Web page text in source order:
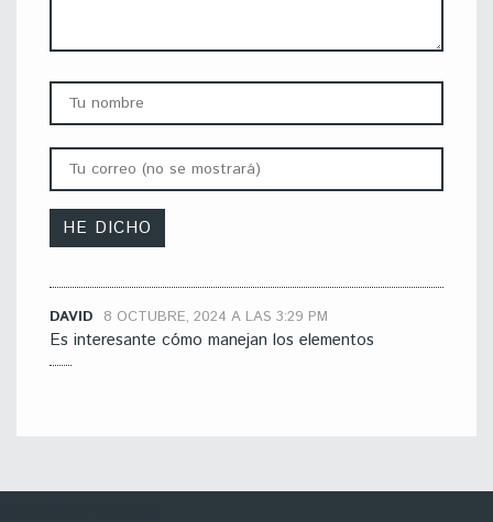
DAVID 8 OCTUBRE, 2024 A LAS 3:29 PM
Es interesante cómo manejan los elementos